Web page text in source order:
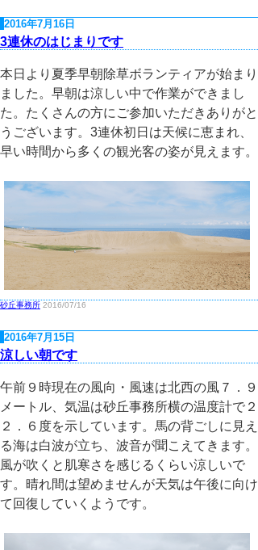
2016年7月16日
3連休のはじまりです
本日より夏季早朝除草ボランティアが始まり
ました。早朝は涼しい中で作業ができまし
た。たくさんの方にご参加いただきありがと
うございます。3連休初日は天候に恵まれ、
早い時間から多くの観光客の姿が見えます。
砂丘事務所 2016/07/16
2016年7月15日
涼しい朝です
午前９時現在の風向・風速は北西の風７．９
メートル、気温は砂丘事務所横の温度計で２
２．６度を示しています。馬の背ごしに見え
る海は白波が立ち、波音が聞こえてきます。
風が吹くと肌寒さを感じるくらい涼しいで
す。晴れ間は望めませんが天気は午後に向け
て回復していくようです。